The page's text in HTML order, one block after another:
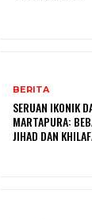
BERITA
SERUAN IKONIK
MARTAPURA:
JIHAD DAN